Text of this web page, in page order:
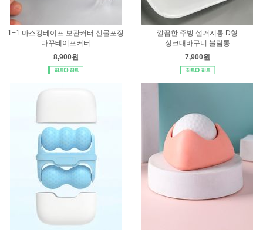
1+1 마스킹테이프 보관커터 선물포장
다꾸테이프커터
8,900원
깔끔한 주방 설거지통 D형
싱크대바구니 불림통
7,900원